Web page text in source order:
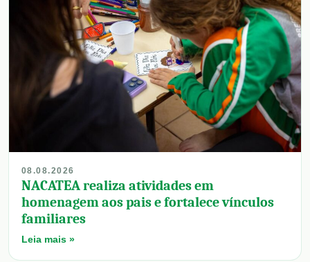
08.08.2026
NACATEA realiza atividades em
homenagem aos pais e fortalece vínculos
familiares
Leia mais »